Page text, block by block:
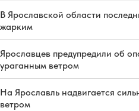
В Ярославской области
жарким
Ярославцев предупредили об
ураганным ветром
На Ярославль надвигается
ветром